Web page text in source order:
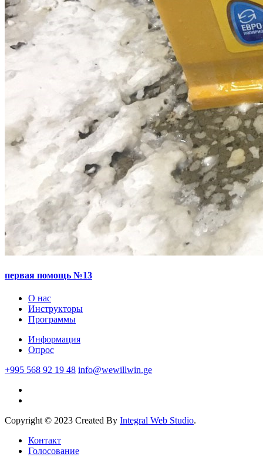
первая помощь №13
О нас
Инструкторы
Программы
Информация
Опрос
+995 568 92 19 48 info@wewillwin.ge
Copyright © 2023 Created By Integral Web Studio.
Контакт
Голосование